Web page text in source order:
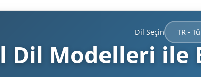
Dil Seçin
Modelleri ile